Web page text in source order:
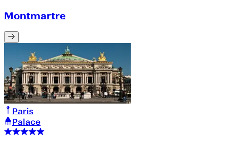
Montmartre
Paris
Palace